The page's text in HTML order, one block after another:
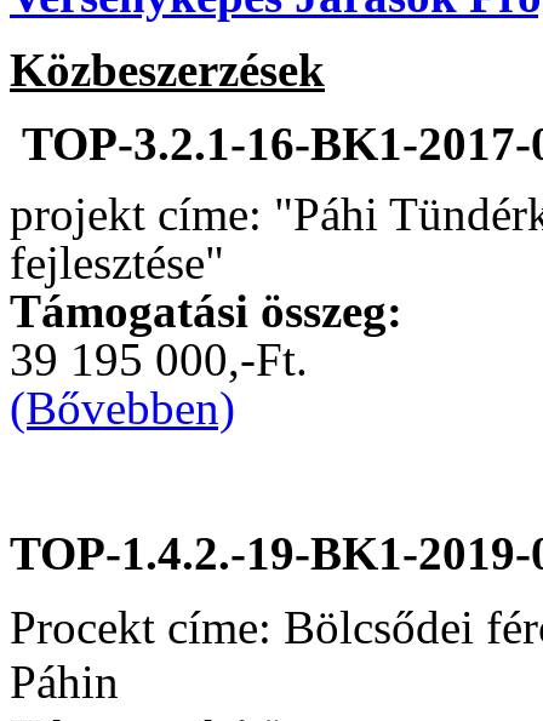
Közbeszerzések
TOP-3.2.1-16-BK1-2017-
projekt címe: "Páhi
fejlesztése"
Támogatási összeg:
39 195 000,-Ft.
(Bővebben)
TOP-1.4.2.-19-BK1-2019-
Procekt címe: Bölcsődei
Páhin